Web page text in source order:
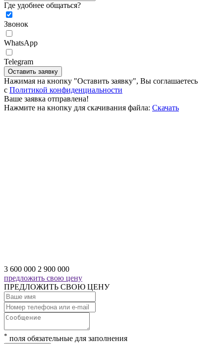
Где удобнее общаться?
Звонок
WhatsApp
Telegram
Оставить заявку
Нажимая на кнопку "Оставить заявку", Вы соглашаетесь
c Политикой конфиденциальности
Ваше заявка отправлена!
Нажмите на кнопку для скачивания файла: Скачать
3 600 000 2 900 000
предложить свою цену
ПРЕДЛОЖИТЬ СВОЮ ЦЕНУ
* поля обязательные для заполнения